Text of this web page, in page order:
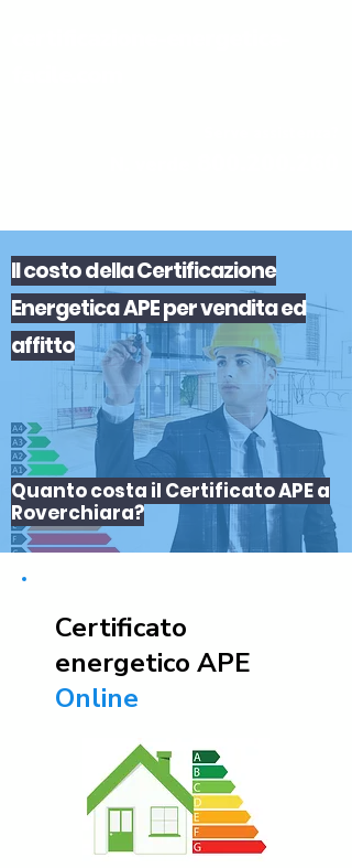
IlcostodellaCertificazione
Energetica APEpervenditaed
affitto
Quanto costa il Certificato APE a
Roverchiara?
Certificato
energetico APE
Online